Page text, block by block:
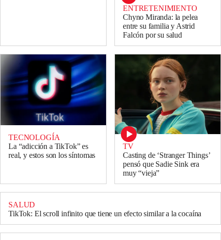
ENTRETENIMIENTO
Chyno Miranda: la pelea
entre su familia y Astrid
Falcón por su salud
TECNOLOGÍA
La “adicción a TikTok” es
real, y estos son los síntomas
TV
Casting de ‘Stranger Things’
pensó que Sadie Sink era
muy “vieja”
SALUD
TikTok: El scroll infinito que tiene un efecto similar a la cocaína